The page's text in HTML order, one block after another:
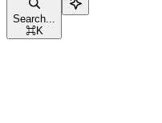
Search...
⌘K